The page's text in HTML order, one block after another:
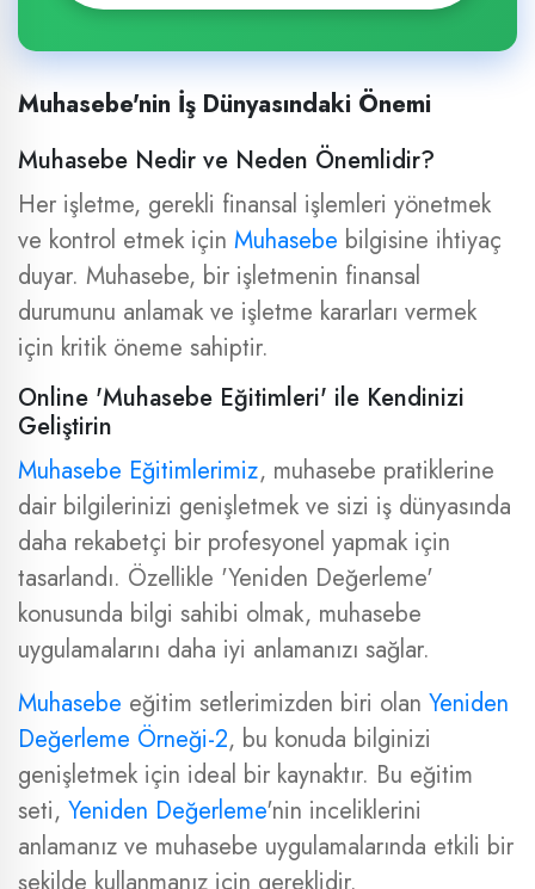
Muhasebe'nin İş Dünyasındaki Önemi
Muhasebe Nedir ve Neden Önemlidir?
Her işletme, gerekli finansal işlemleri yönetmek
ve kontrol etmek için Muhasebe bilgisine ihtiyaç
duyar. Muhasebe, bir işletmenin finansal
durumunu anlamak ve işletme kararları vermek
için kritik öneme sahiptir.
Online 'Muhasebe Eğitimleri' ile Kendinizi
Geliştirin
Muhasebe Eğitimlerimiz, muhasebe pratiklerine
dair bilgilerinizi genişletmek ve sizi iş dünyasında
daha rekabetçi bir profesyonel yapmak için
tasarlandı. Özellikle 'Yeniden Değerleme'
konusunda bilgi sahibi olmak, muhasebe
uygulamalarını daha iyi anlamanızı sağlar.
Muhasebe eğitim setlerimizden biri olan Yeniden
Değerleme Örneği-2, bu konuda bilginizi
genişletmek için ideal bir kaynaktır. Bu eğitim
seti, Yeniden Değerleme'nin inceliklerini
anlamanız ve muhasebe uygulamalarında etkili bir